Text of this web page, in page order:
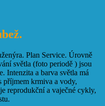
Plan Service. Úrovně
světla (foto periodě ) jsou
Intenzita a barva světla má
příjmem krmiva a vody,
reprodukční a vaječné cykly,